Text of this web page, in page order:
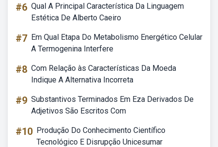
#6 Qual A Principal Característica Da Linguagem
Estética De Alberto Caeiro
#7 Em Qual Etapa Do Metabolismo Energético Celular
A Termogenina Interfere
#8 Com Relação às Características Da Moeda
Indique A Alternativa Incorreta
#9 Substantivos Terminados Em Eza Derivados De
Adjetivos São Escritos Com
#10 Produção Do Conhecimento Científico
Tecnológico E Disrupção Unicesumar